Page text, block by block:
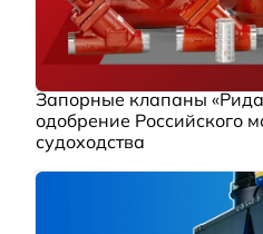
Запорные клапаны
одобрение Российского
судоходства